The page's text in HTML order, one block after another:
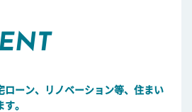
ローン、リノベーション等、住まい
。